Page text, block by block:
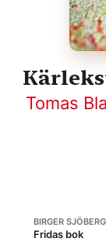
Tomas
BIRGER SJÖBERG
Fridas bok